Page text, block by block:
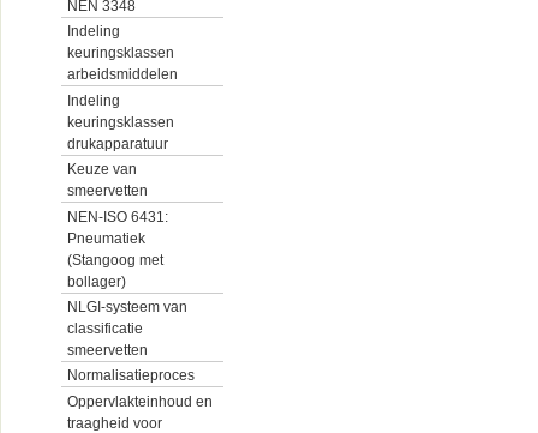
NEN 3348
Indeling
keuringsklassen
arbeidsmiddelen
Indeling
keuringsklassen
drukapparatuur
Keuze van
smeervetten
NEN-ISO 6431:
Pneumatiek
(Stangoog met
bollager)
NLGI-systeem van
classificatie
smeervetten
Normalisatieproces
Oppervlakteinhoud en
traagheid voor